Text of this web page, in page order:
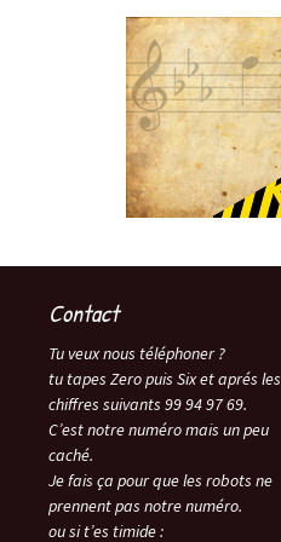
Contact
Tu veux nous téléphoner ?
tu tapes Zero puis Six et aprés les
chiffres suivants 99 94 97 69.
C’est notre numéro mais un peu
caché.
Je fais ça pour que les robots ne
prennent pas notre numéro.
ou si t’es timide :